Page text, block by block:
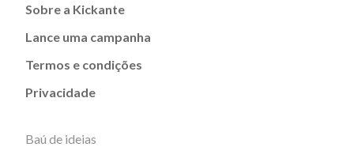
Sobre a Kickante
Lance uma campanha
Termos e condições
Privacidade
Baú de ideias